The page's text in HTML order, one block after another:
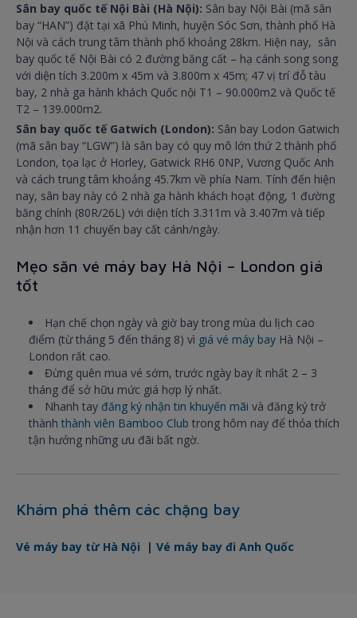
Sân bay quốc tế Nội Bài (Hà Nội): Sân bay Nội Bài (mã sân
bay “HAN”) đặt tại xã Phú Minh, huyện Sóc Sơn, thành phố Hà
Nội và cách trung tâm thành phố khoảng 28km. Hiện nay, sân
bay quốc tế Nội Bài có 2 đường băng cất – hạ cánh song song
với diện tích 3.200m x 45m và 3.800m x 45m; 47 vị trí đỗ tàu
bay, 2 nhà ga hành khách Quốc nội T1 – 90.000m2 và Quốc tế
T2 – 139.000m2.
Sân bay quốc tế Gatwich (London): Sân bay Lodon Gatwich
(mã sân bay “LGW”) là sân bay có quy mô lớn thứ 2 thành phố
London, tọa lạc ở Horley, Gatwick RH6 0NP, Vương Quốc Anh
và cách trung tâm khoảng 45.7km về phía Nam. Tính đến hiện
nay, sân bay này có 2 nhà ga hành khách hoạt động, 1 đường
băng chính (80R/26L) với diện tích 3.311m và 3.407m và tiếp
nhận hơn 11 chuyến bay cất cánh/ngày.
Mẹo săn vé máy bay Hà Nội – London giá
tốt
Hạn chế chọn ngày và giờ bay trong mùa du lịch cao
điểm (từ tháng 5 đến tháng 8) vì giá vé máy bay Hà Nội –
London rất cao.
Đừng quên mua vé sớm, trước ngày bay ít nhất 2 – 3
tháng để sở hữu mức giá hợp lý nhất.
Nhanh tay đăng ký nhận tin khuyến mãi và đăng ký trở
thành thành viên Bamboo Club trong hôm nay để thỏa thích
tận hưởng những ưu đãi bất ngờ.
Khám phá thêm các chặng bay
Vé máy bay từ Hà Nội | Vé máy bay đi Anh Quốc